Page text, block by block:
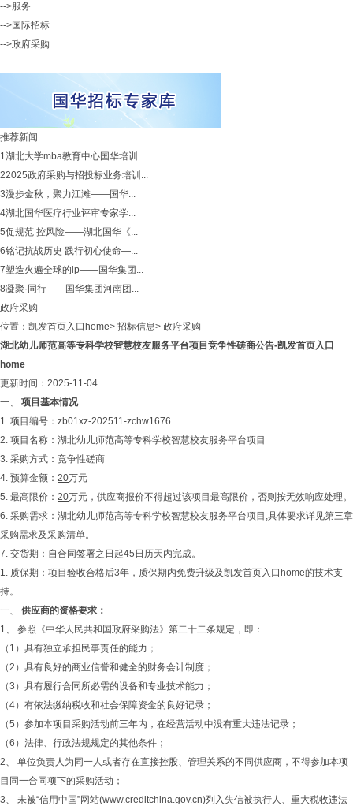
-->服务
-->国际招标
-->政府采购
推荐新闻
1湖北大学mba教育中心国华培训...
22025政府采购与招投标业务培训...
3漫步金秋，聚力江滩——国华...
4湖北国华医疗行业评审专家学...
5促规范 控风险——湖北国华《...
6铭记抗战历史 践行初心使命—...
7塑造火遍全球的ip——国华集团...
8凝聚·同行——国华集团河南团...
政府采购
位置： 凯发首页入口home> 招标信息> 政府采购
湖北幼儿师范高等专科学校智慧校友服务平台项目竞争性磋商公告-凯发首页入口
home
更新时间：2025-11-04
一、 项目基本情况
1. 项目编号：zb01xz-202511-zchw1676
2. 项目名称：湖北幼儿师范高等专科学校智慧校友服务平台项目
3. 采购方式：竞争性磋商
4. 预算金额： 20万元
5. 最高限价： 20万元，供应商报价不得超过该项目最高限价，否则按无效响应处理。
6. 采购需求：湖北幼儿师范高等专科学校智慧校友服务平台项目,具体要求详见第三章
采购需求及采购清单。
7. 交货期：自合同签署之日起45日历天内完成。
1. 质保期：项目验收合格后3年，质保期内免费升级及凯发首页入口home的技术支
持。
一、 供应商的资格要求：
1、 参照《中华人民共和国政府采购法》第二十二条规定，即：
（1）具有独立承担民事责任的能力；
（2）具有良好的商业信誉和健全的财务会计制度；
（3）具有履行合同所必需的设备和专业技术能力；
（4）有依法缴纳税收和社会保障资金的良好记录；
（5）参加本项目采购活动前三年内，在经营活动中没有重大违法记录；
（6）法律、行政法规规定的其他条件；
2、 单位负责人为同一人或者存在直接控股、管理关系的不同供应商，不得参加本项
目同一合同项下的采购活动；
3、 未被“信用中国”网站(www.creditchina.gov.cn)列入失信被执行人、重大税收违法